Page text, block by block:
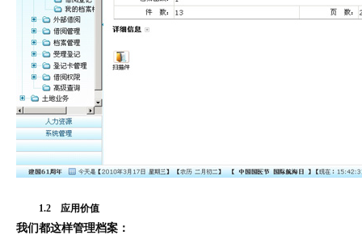
1.2 应用价值
我们都这样管理档案：